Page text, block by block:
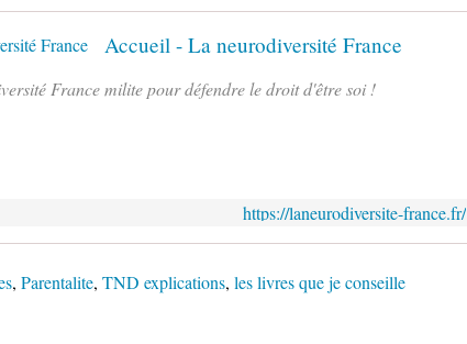
Accueil - La neurodiversité France
France milite pour défendre le droit d'être soi !
https://laneurodiversite-france.fr/
, Parentalite, TND explications, les livres que je conseille